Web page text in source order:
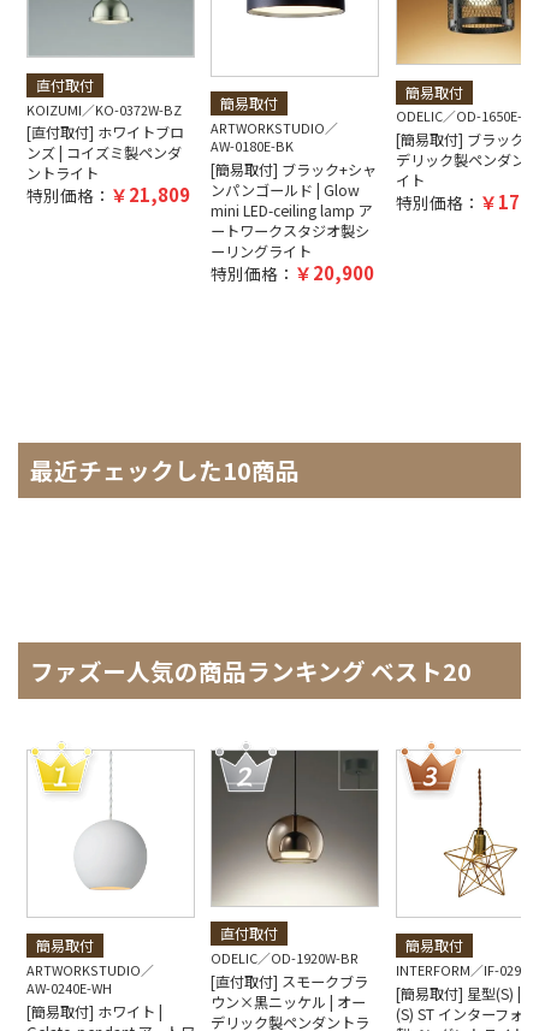
直付取付
KOIZUMI KO-0372W-BZ
[直付取付] ホワイトブロ
ンズ | コイズミ製ペンダ
ントライト
特別価格： 21,809
簡易取付
ARTWORKSTUDIO
AW-0180E-BK
[簡易取付] ブラック+シャ
ンパンゴールド | Glow
mini LED-ceiling lamp ア
ートワークスタジオ製シ
ーリングライト
特別価格： 20,900
簡易取付
ODELIC OD-1650E-BK
[簡易取付] ブラック |
デリック製ペンダン
イト
特別価格：
最近チェックした10商品
ファズー人気の商品ランキング ベスト20
簡易取付
ARTWORKSTUDIO
AW-0240E-WH
[簡易取付] ホワイト |
直付取付
ODELIC OD-1920W-BR
[直付取付] スモークブラ
ウン×黒ニッケル | オー
デリック製ペンダントラ
簡易取付
INTERFORM IF-
[簡易取付] 星型(S) |
(S) ST インターフォ